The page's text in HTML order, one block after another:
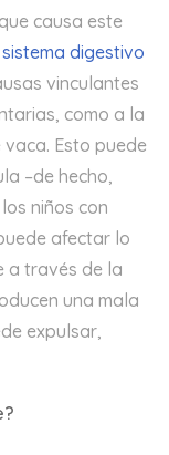
causa este
sistema digestivo
vinculantes
como a la
Esto puede
–de hecho,
niños con
afectar lo
a través de la
una mala
expulsar,